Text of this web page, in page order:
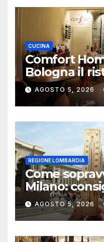
CUCINA
Comfort
Bologna il
trasforma
AGOSTO 5, 2026
REGIONE LOMBARDIA
Come
Milano:
AGOSTO 5, 2026